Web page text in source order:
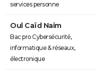
services personne
Oul Caïd Naim
Bac pro Cybersécurité,
informatique & réseaux,
électronique